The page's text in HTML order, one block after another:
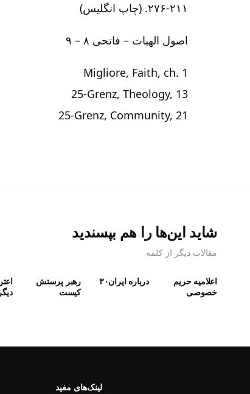
۲۱۱-‏‏‏۲۷۶. (چاپ انگلیس)
اصول الهیات – فاتحی ۸ – ۹
Migliore, Faith, ch. 1
Grenz, Theology, 13-‏‏‏‏‏‏‏25
Grenz, Community, 21-‏‏‏‏‏‏‏25
شاید این‌ها را هم بپسندید
مقالات دیگر از کلمه
اعلامیه حریم
خصوصی
درباره ایران۳۰
رهبر پرستش
كيست
لینک‌های مفید